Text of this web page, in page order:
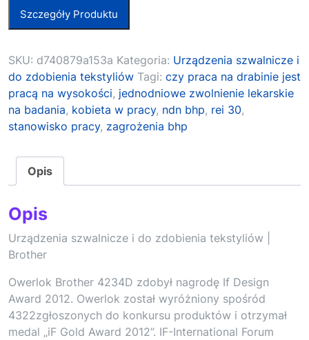
Szczegóły Produktu
SKU: d740879a153a Kategoria: Urządzenia szwalnicze i
do zdobienia tekstyliów Tagi: czy praca na drabinie jest
pracą na wysokości, jednodniowe zwolnienie lekarskie
na badania, kobieta w pracy, ndn bhp, rei 30,
stanowisko pracy, zagrożenia bhp
Opis
Opis
Urządzenia szwalnicze i do zdobienia tekstyliów |
Brother
Owerlok Brother 4234D zdobył nagrodę If Design
Award 2012. Owerlok został wyróżniony spośród
4322zgłoszonych do konkursu produktów i otrzymał
medal „iF Gold Award 2012”. IF-International Forum